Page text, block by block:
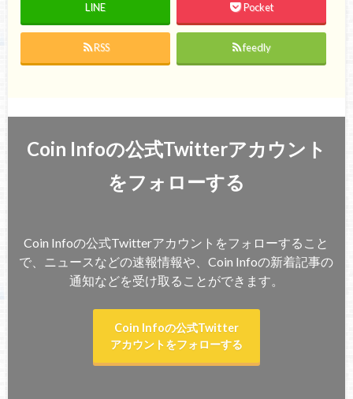
LINE Pocket
RSS feedly
Coin Infoの公式Twitterアカウント
をフォローする
Coin Infoの公式Twitterアカウントをフォローすること
で、ニュースなどの速報情報や、Coin Infoの新着記事の
通知などを受け取ることができます。
Coin Infoの公式Twitter
アカウントをフォローする